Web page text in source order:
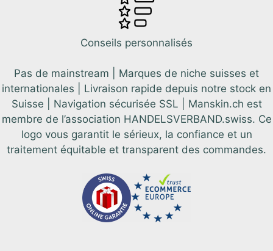
Conseils personnalisés
Pas de mainstream | Marques de niche suisses et
internationales | Livraison rapide depuis notre stock en
Suisse | Navigation sécurisée SSL | Manskin.ch est
membre de l’association HANDELSVERBAND.swiss. Ce
logo vous garantit le sérieux, la confiance et un
traitement équitable et transparent des commandes.